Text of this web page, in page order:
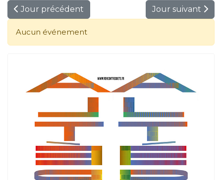
Jour précédent Jour suivant
Aucun événement